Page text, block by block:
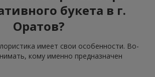
букета в г.
Оратов?
имеет свои особенности. Во-
кому именно предназначен